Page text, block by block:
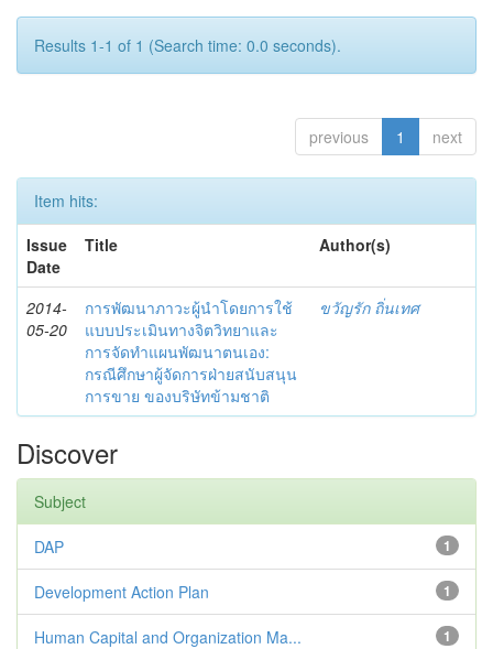
Results 1-1 of 1 (Search time: 0.0 seconds).
previous 1 next
Item hits:
Issue
Date
Title Author(s)
2014-
05-20
การพัฒนาภาวะผู้นำโดยการใช้
แบบประเมินทางจิตวิทยาและ
การจัดทำแผนพัฒนาตนเอง:
กรณีศึกษาผู้จัดการฝ่ายสนับสนุน
การขาย ของบริษัทข้ามชาติ
ขวัญรัก ถิ่นเทศ
Discover
Subject
1
DAP
1
Development Action Plan
1
Human Capital and Organization Ma...